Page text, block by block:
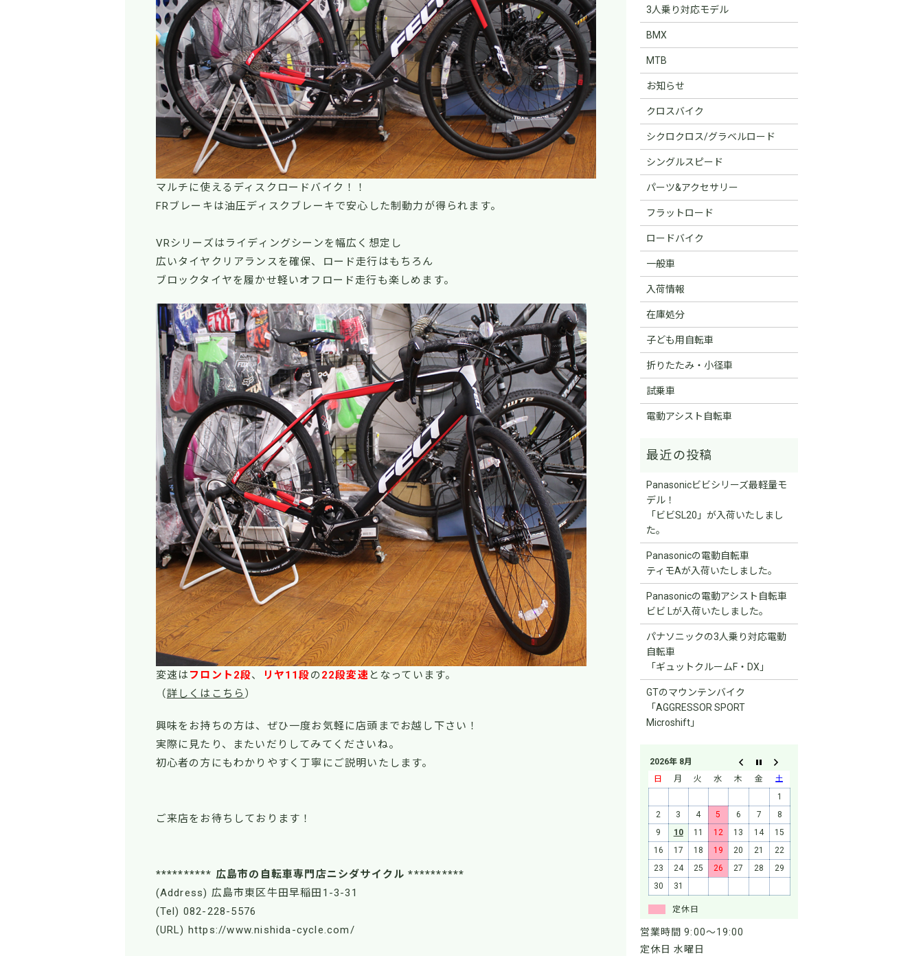
マルチに使えるディスクロードバイク！！
FRブレーキは油圧ディスクブレーキで安心した制動力が得られます。
VRシリーズはライディングシーンを幅広く想定し
広いタイヤクリアランスを確保、ロード走行はもちろん
ブロックタイヤを履かせ軽いオフロード走行も楽しめます。
変速は フロント2段、 リヤ11段の 22段変速 となっています。
（詳しくはこちら ）
興味をお持ちの方は、ぜひ一度お気軽に店頭までお越し下さい！
実際に見たり、またいだりしてみてくださいね。
初心者の方にもわかりやすく丁寧にご説明いたします。
ご来店をお待ちしております！
********** 広島市の自転車専門店ニシダサイクル **********
(Address) 広島市東区牛田早稲田1-3-31
(Tel) 082-228-5576
(URL) https://www.nishida-cycle.com/
3人乗り対応モデル
BMX
MTB
お知らせ
クロスバイク
シクロクロス/グラベルロード
シングルスピード
パーツ&アクセサリー
フラットロード
ロードバイク
一般車
入荷情報
在庫処分
子ども用自転車
折りたたみ・小径車
試乗車
電動アシスト自転車
Panasonicビビシリーズ最軽量モ
デル！
「ビビSL20」が入荷いたしまし
た。
Panasonicの電動自転車
ティモAが入荷いたしました。
Panasonicの電動アシスト自転車
ビビ Lが入荷いたしました。
パナソニックの3人乗り対応電動
自転車
「ギュットクルームF・DX」
GTのマウンテンバイク
「AGGRESSOR SPORT
Microshift」
2026年 8月
日
月 火 水 木 金
土
1
2
3 4 5 6 7
8
9
10 11 12 13 14
15
16
17 18 19 20 21
22
23
24 25 26 27 28
29
30
31
定休日
営業時間 9:00～19:00
定休日 水曜日